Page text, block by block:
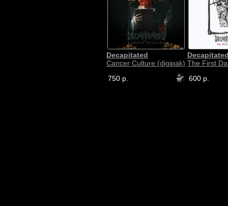
Decapitated
Cancer Culture (digipak)
750 р.
The First
600 р.